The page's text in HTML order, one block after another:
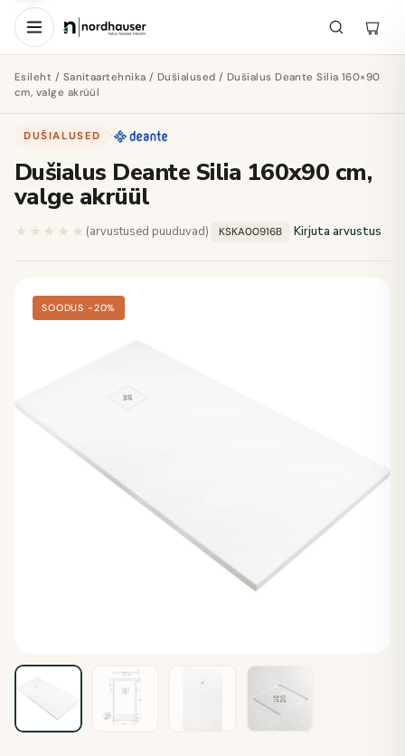
Esileht / Sanitaartehnika / Dušialused / Dušialus Deante Silia 160×90
cm, valge akrüül
DUŠIALUSED ·
Dušialus Deante Silia 160x90 cm,
valge akrüül
★★★★★ ★★★★★
(arvustused puuduvad)· KSKA00916B ·Kirjuta arvustus
SOODUS −20%